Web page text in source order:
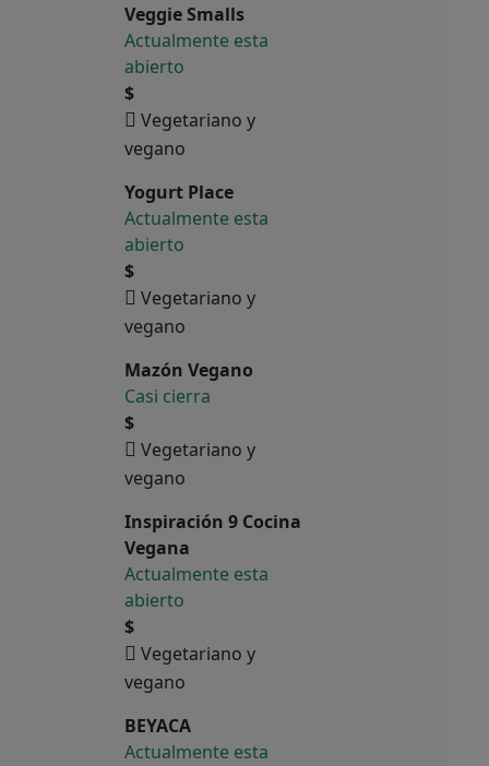
Veggie Smalls
Actualmente esta
abierto
$
Vegetariano y
vegano
Yogurt Place
Actualmente esta
abierto
$
Vegetariano y
vegano
Mazón Vegano
Casi cierra
$
Vegetariano y
vegano
Inspiración 9 Cocina
Vegana
Actualmente esta
abierto
$
Vegetariano y
vegano
BEYACA
Actualmente esta